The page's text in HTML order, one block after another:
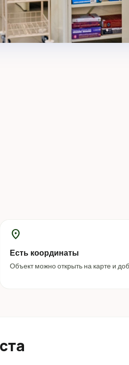
location_on
Есть координаты
Объект можно открыть на карте и